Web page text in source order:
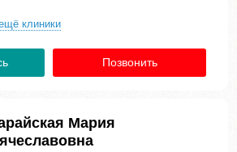
клиники
Позвонить
Мария